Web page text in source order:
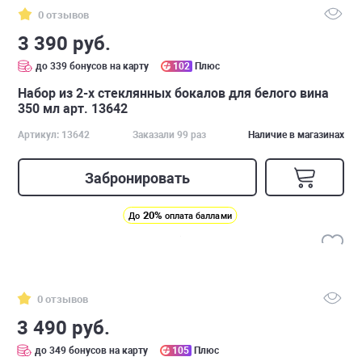
0 отзывов
3 390 руб.
до 339 бонусов на карту 102 Плюс
Набор из 2-х стеклянных бокалов для белого вина
350 мл арт. 13642
Артикул: 13642 Заказали 99 раз Наличие в магазинах
Забронировать
До 20% оплата баллами
0 отзывов
3 490 руб.
до 349 бонусов на карту 105 Плюс